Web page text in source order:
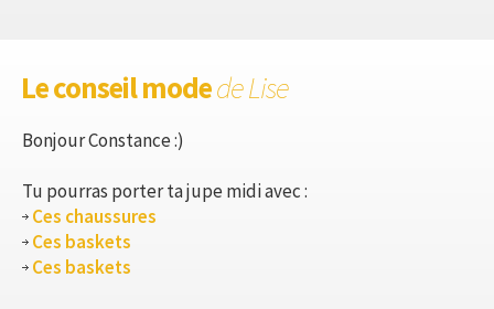
Le conseil modede Lise
Bonjour Constance :)
Tu pourras porter ta jupe midi avec :
Ces chaussures
Ces baskets
Ces baskets